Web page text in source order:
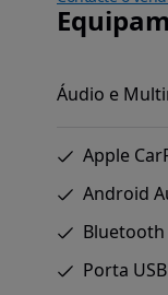
Áudio e
Apple
Android
Bluetooth
Porta USB